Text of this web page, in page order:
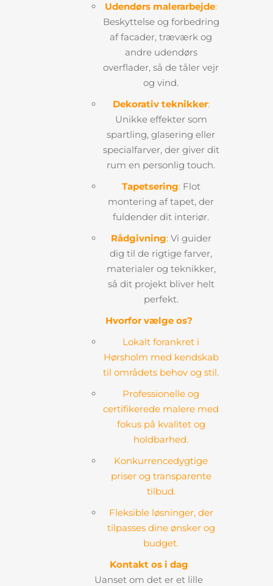
Udendørs malerarbejde:
Beskyttelse og forbedring
af facader, træværk og
andre udendørs
overflader, så de tåler vejr
og vind.
Dekorativ teknikker:
Unikke effekter som
spartling, glasering eller
specialfarver, der giver dit
rum en personlig touch.
Tapetsering:Flot
montering af tapet, der
fuldender dit interiør.
Rådgivning:Vi guider
dig til de rigtige farver,
materialer og teknikker,
så dit projekt bliver helt
perfekt.
Hvorfor vælge os?
Lokalt forankret i
Hørsholm med kendskab
til områdets behov og stil.
Professionelle og
certifikerede malere med
fokus på kvalitet og
holdbarhed.
Konkurrencedygtige
priser og transparente
tilbud.
Fleksible løsninger, der
tilpasses dine ønsker og
budget.
Kontakt os i dag
Uanset om det er et lille